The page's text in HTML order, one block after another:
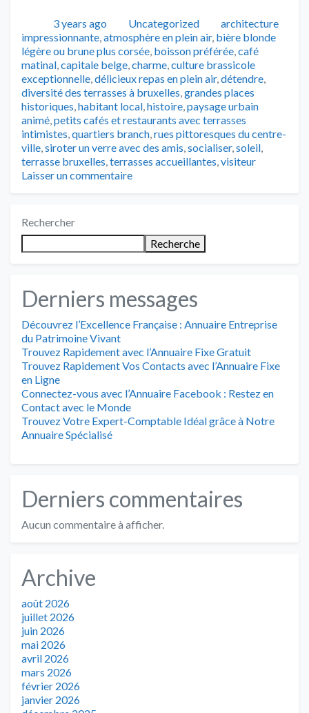
Publié3 years ago Catégories
Uncategorized Tags
architecture
impressionnante,atmosphère en plein air, bière blonde
légère ou brune plus corsée, boisson préférée,café
matinal,capitale belge,charme,culture brassicole
exceptionnelle,délicieux repas en plein air,détendre,
diversité des terrasses à bruxelles,grandes places
historiques,habitant local,histoire,paysage urbain
animé,petits cafés et restaurants avec terrasses
intimistes,quartiers branch,rues pittoresques du centre-
ville,siroter un verre avec des amis,socialiser,soleil,
terrasse bruxelles,terrasses accueillantes,visiteur
Laisser un commentaire
Rechercher
Recherche
Derniers messages
Découvrez l’Excellence Française : Annuaire Entreprise
du Patrimoine Vivant
Trouvez Rapidement avec l’Annuaire Fixe Gratuit
Trouvez Rapidement Vos Contacts avec l’Annuaire Fixe
en Ligne
Connectez-vous avec l’Annuaire Facebook : Restez en
Contact avec le Monde
Trouvez Votre Expert-Comptable Idéal grâce à Notre
Annuaire Spécialisé
Derniers commentaires
Aucun commentaire à afficher.
Archive
août 2026
juillet 2026
juin 2026
mai 2026
avril 2026
mars 2026
février 2026
janvier 2026